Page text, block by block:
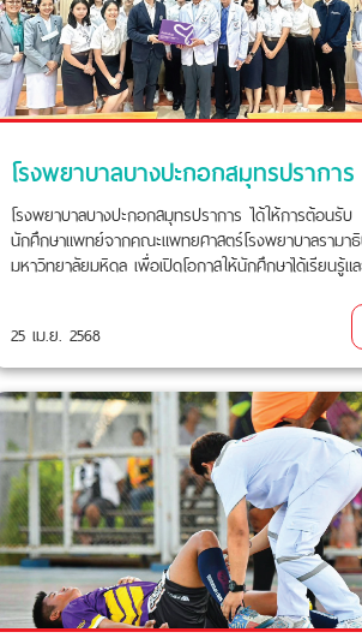
โรงพยาบาลบางปะกอกสมุทรปราการ ได้ให้การต้อนรับ
นักศึกษาแพทย์จากคณะแพทยศาสตร์โรงพยาบาลรามา
มหาวิทยาลัยมหิดล เพื่อเปิดโอกาสให้นักศึกษาได้เรียนรู้แ
25 เม.ย. 2568